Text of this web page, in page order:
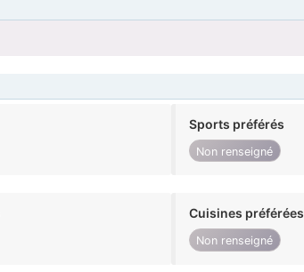
Sports préférés
Non renseigné
Cuisines préférées
Non renseigné